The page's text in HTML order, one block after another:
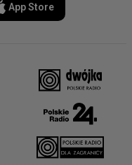
App Store